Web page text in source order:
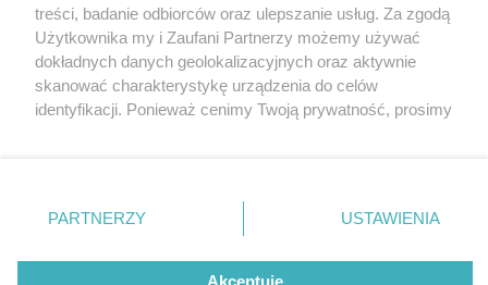
Byt btm wejscie
Nie zapomnij
zapoznać się z:
polityką prywatności regulamin korzystania z portali
Twojemiasto
Piekary Śląskie
Chorzów
Tarnowskie Góry
Gliwice
Skontakuj sięz nami
Kontakt
Wydawca
Pogoda
treści, badanie odbiorców oraz ulepszanie usług. Za zgodą
Użytkownika my i Zaufani Partnerzy możemy używać
dokładnych danych geolokalizacyjnych oraz aktywnie
skanować charakterystykę urządzenia do celów
identyfikacji. Ponieważ cenimy Twoją prywatność, prosimy
prywatności znajdujący się w lewym dolnym rogu strony
. Niektóre rodzaje przetwarzania danych nie wymagają
zgody użytkownika, ale masz prawo sprzeciwić się
takiemu przetwarzaniu. Preferencje będą miały
PARTNERZY USTAWIENIA
Akceptuję